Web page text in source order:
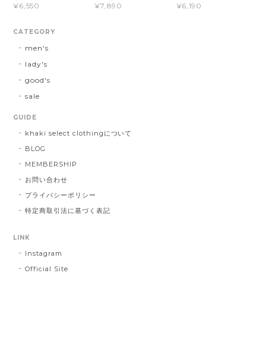
¥6,550
¥7,890
¥6,190
CATEGORY
men's
lady's
good's
sale
GUIDE
khaki select clothingについて
BLOG
MEMBERSHIP
お問い合わせ
プライバシーポリシー
特定商取引法に基づく表記
LINK
Instagram
Official Site